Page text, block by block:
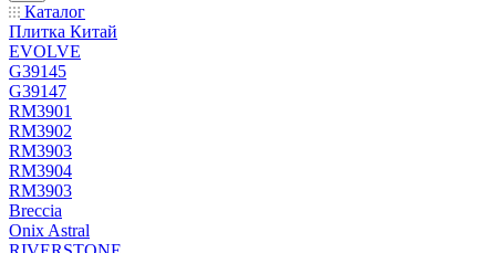
Каталог
Плитка Китай
EVOLVE
G39145
G39147
RM3901
RM3902
RM3903
RM3904
RM3903
Breccia
Onix Astral